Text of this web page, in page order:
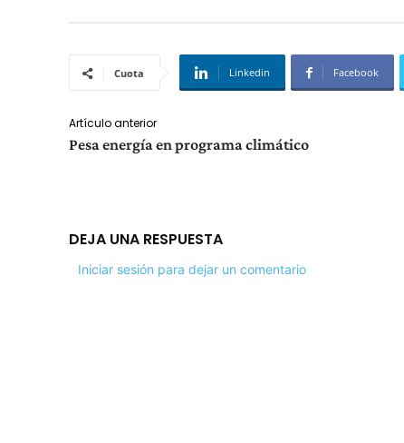
Cuota Linkedin Facebook
Artículo anterior
Pesa energía en programa climático
DEJA UNA RESPUESTA
Iniciar sesión para dejar un comentario